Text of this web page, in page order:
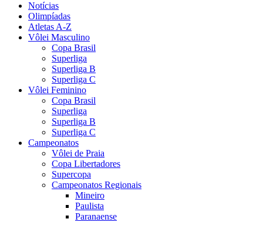
Notícias
Olimpíadas
Atletas A-Z
Vôlei Masculino
Copa Brasil
Superliga
Superliga B
Superliga C
Vôlei Feminino
Copa Brasil
Superliga
Superliga B
Superliga C
Campeonatos
Vôlei de Praia
Copa Libertadores
Supercopa
Campeonatos Regionais
Mineiro
Paulista
Paranaense